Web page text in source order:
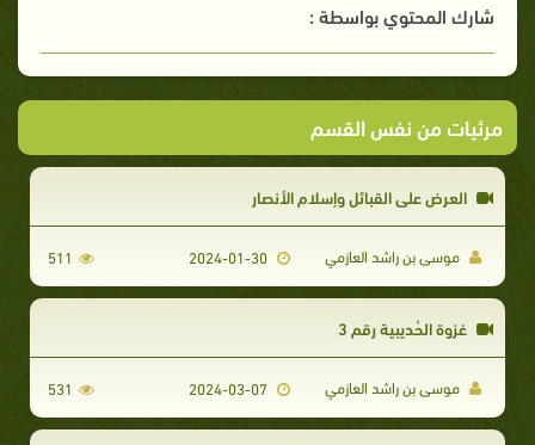
شارك المحتوي بواسطة :
مرئيات من نفس القسم
العرض على القبائل وإسلام الأنصار
موسى بن راشد العازمي 2024-01-30
511
غزوة الحُديبية رقم 3
موسى بن راشد العازمي 531